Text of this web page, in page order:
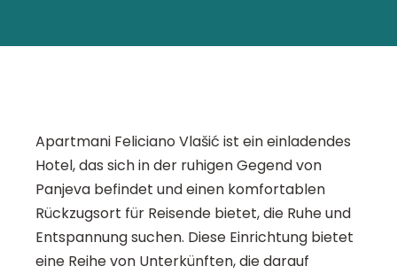
Apartmani Feliciano Vlašić ist ein einladendes
Hotel, das sich in der ruhigen Gegend von
Panjeva befindet und einen komfortablen
Rückzugsort für Reisende bietet, die Ruhe und
Entspannung suchen. Diese Einrichtung bietet
eine Reihe von Unterkünften, die darauf